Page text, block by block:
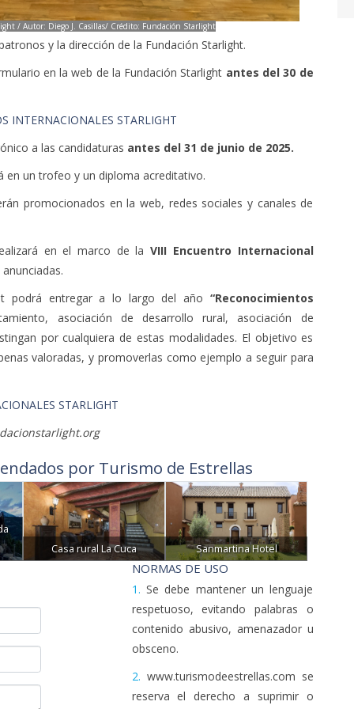
/ Autor: Diego J. Casillas/ Crédito: Fundación Starlight
y la dirección de la Fundación Starlight.
en la web de la Fundación Starlight antes del 30 de
INTERNACIONALES STARLIGHT
a las candidaturas antes del 31 de junio de 2025.
en un trofeo y un diploma acreditativo.
promocionados en la web, redes sociales y canales de
en el marco de la VIII Encuentro Internacional
podrá entregar a lo largo del año “Reconocimientos
asociación de desarrollo rural, asociación de
por cualquiera de estas modalidades. El objetivo es
valoradas, y promoverlas como ejemplo a seguir para
STARLIGHT
por Turismo de Estrellas
Casa rural La Cuca
Sanmartina Hotel
NORMAS DE USO
1. Se debe mantener un lenguaje
respetuoso, evitando palabras o
contenido abusivo, amenazador u
obsceno.
2. www.turismodeestrellas.com se
reserva el derecho a suprimir o